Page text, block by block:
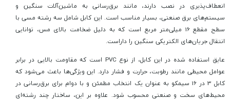
انعطاف‌پذیری در نصب دارند، مانند برق‌رسانی به ماشین‌آلات سنگین و
سیستم‌های برق صنعتی، بسیار مناسب است. این کابل شامل سه رشته مسی با
سطح مقطع 16 میلی‌متر مربع است که به دلیل ضخامت بالای مس، توانایی
انتقال جریان‌های الکتریکی سنگین را داراست.
عایق استفاده شده در این کابل، از نوع PVC است که مقاومت بالایی در برابر
عوامل محیطی مانند رطوبت، حرارت و فشار دارد. این ویژگی‌ها باعث می‌شود که
کابل 3 در 16 سیمکو به عنوان یک انتخاب مطمئن و با دوام برای برق‌رسانی در
محیط‌های سخت و صنعتی محسوب شود. علاوه بر این، ساختار چند رشته‌ای